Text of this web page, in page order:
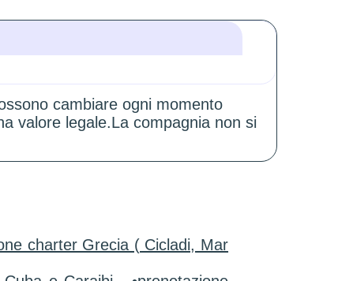
cambiare ogni momento
valore legale.La compagnia non si
charter Grecia ( Cicladi, Mar